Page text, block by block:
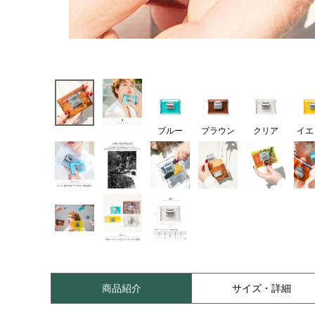
ブルー ブラウン クリア イ
商品紹介 サイズ・詳細